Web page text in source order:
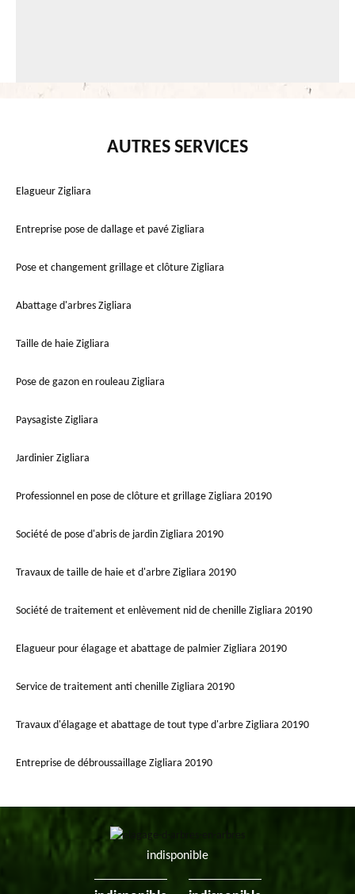
AUTRES SERVICES
Elagueur Zigliara
Entreprise pose de dallage et pavé Zigliara
Pose et changement grillage et clôture Zigliara
Abattage d'arbres Zigliara
Taille de haie Zigliara
Pose de gazon en rouleau Zigliara
Paysagiste Zigliara
Jardinier Zigliara
Professionnel en pose de clôture et grillage Zigliara 20190
Société de pose d'abris de jardin Zigliara 20190
Travaux de taille de haie et d'arbre Zigliara 20190
Société de traitement et enlèvement nid de chenille Zigliara 20190
Elagueur pour élagage et abattage de palmier Zigliara 20190
Service de traitement anti chenille Zigliara 20190
Travaux d'élagage et abattage de tout type d'arbre Zigliara 20190
Entreprise de débroussaillage Zigliara 20190
indisponible